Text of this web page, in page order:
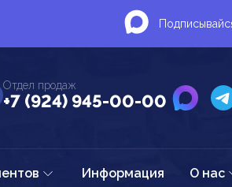
Отдел продаж
+7 (924) 945-00-00
Информация О нас